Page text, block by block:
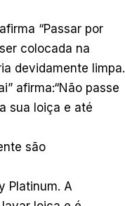
“Passar por
colocada na
devidamente limpa.
afirma:“Não passe
sua loiça e até
são
Platinum. A